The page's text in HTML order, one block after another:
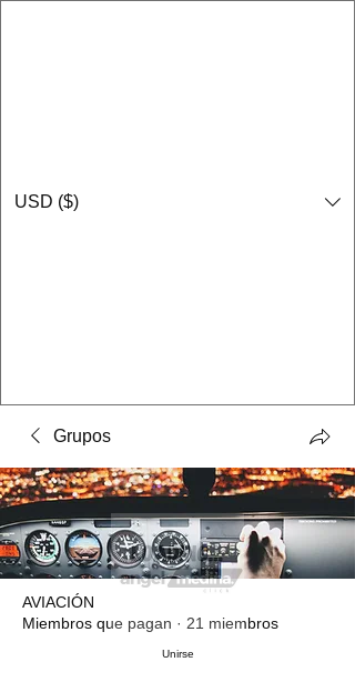
USD ($)
Grupos
AVIACIÓN
Miembros que pagan · 21 miembros
Unirse